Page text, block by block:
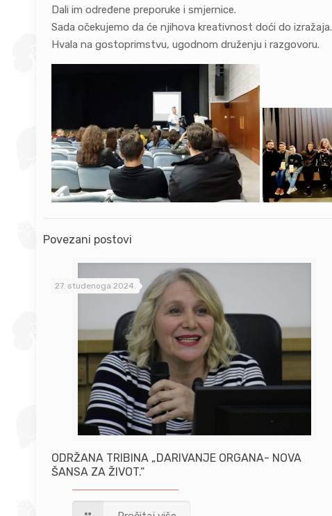
Dali im određene preporuke i smjernice.
Sada očekujemo da će njihova kreativnost doći do izražaja.
Hvala na gostoprimstvu, ugodnom druženju i razgovoru.
Povezani postovi
27. studenoga 2024.
ODRŽANA TRIBINA „DARIVANJE ORGANA- NOVA
ŠANSA ZA ŽIVOT.“